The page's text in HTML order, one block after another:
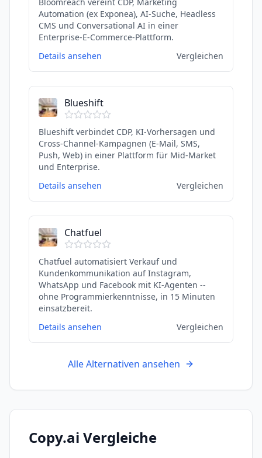
Automation (ex Exponea), AI-Suche, Headless
CMS und Conversational AI in einer
Enterprise-E-Commerce-Plattform.
Details ansehen
Vergleichen
Blueshift
Blueshift verbindet CDP, KI-Vorhersagen und
Cross-Channel-Kampagnen (E-Mail, SMS,
Push, Web) in einer Plattform für Mid-Market
und Enterprise.
Details ansehen
Vergleichen
Chatfuel
Chatfuel automatisiert Verkauf und
Kundenkommunikation auf Instagram,
WhatsApp und Facebook mit KI-Agenten --
ohne Programmierkenntnisse, in 15 Minuten
einsatzbereit.
Details ansehen
Vergleichen
Alle Alternativen ansehen
Copy.ai Vergleiche